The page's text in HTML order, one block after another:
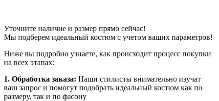
Уточните наличие и размер прямо сейчас!
Мы подберем идеальный костюм с учетом ваших параметров!
Ниже вы подробно узнаете, как происходит процесс покупки
на всех этапах:
1. Обработка заказа: Наши стилисты внимательно изучат
ваш запрос и помогут подобрать идеальный костюм как по
размеру, так и по фасону